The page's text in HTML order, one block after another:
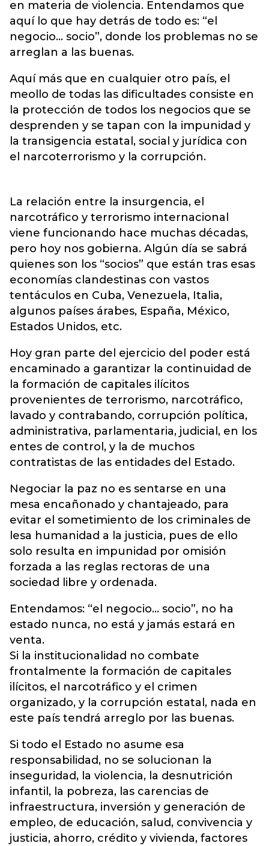
en materia de violencia. Entendamos que
aquí lo que hay detrás de todo es: “el
negocio… socio”, donde los problemas no se
arreglan a las buenas.
Aquí más que en cualquier otro país, el
meollo de todas las dificultades consiste en
la protección de todos los negocios que se
desprenden y se tapan con la impunidad y
la transigencia estatal, social y jurídica con
el narcoterrorismo y la corrupción.
La relación entre la insurgencia, el
narcotráfico y terrorismo internacional
viene funcionando hace muchas décadas,
pero hoy nos gobierna. Algún día se sabrá
quienes son los “socios” que están tras esas
economías clandestinas con vastos
tentáculos en Cuba, Venezuela, Italia,
algunos países árabes, España, México,
Estados Unidos, etc.
Hoy gran parte del ejercicio del poder está
encaminado a garantizar la continuidad de
la formación de capitales ilícitos
provenientes de terrorismo, narcotráfico,
lavado y contrabando, corrupción política,
administrativa, parlamentaria, judicial, en los
entes de control, y la de muchos
contratistas de las entidades del Estado.
Negociar la paz no es sentarse en una
mesa encañonado y chantajeado, para
evitar el sometimiento de los criminales de
lesa humanidad a la justicia, pues de ello
solo resulta en impunidad por omisión
forzada a las reglas rectoras de una
sociedad libre y ordenada.
Entendamos: “el negocio… socio”, no ha
estado nunca, no está y jamás estará en
venta.
Si la institucionalidad no combate
frontalmente la formación de capitales
ilícitos, el narcotráfico y el crimen
organizado, y la corrupción estatal, nada en
este país tendrá arreglo por las buenas.
Si todo el Estado no asume esa
responsabilidad, no se solucionan la
inseguridad, la violencia, la desnutrición
infantil, la pobreza, las carencias de
infraestructura, inversión y generación de
empleo, de educación, salud, convivencia y
justicia, ahorro, crédito y vivienda, factores